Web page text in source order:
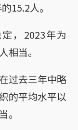
15.2人。
，2023年为
相当。
过去三年中略
的平均水平以
。